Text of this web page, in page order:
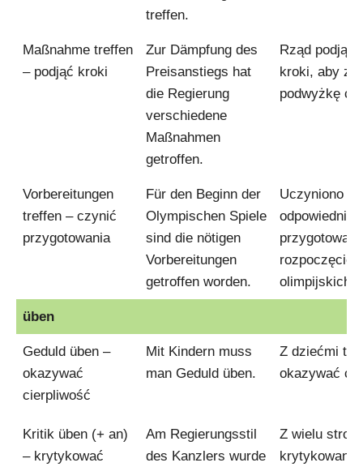
treffen.
Maßnahme treffen
– podjąć kroki
Zur Dämpfung des
Preisanstiegs hat
die Regierung
verschiedene
Maßnahmen
getroffen.
Rząd podjął
kroki, aby
podwyżkę
Vorbereitungen
treffen – czynić
przygotowania
Für den Beginn der
Olympischen Spiele
sind die nötigen
Vorbereitungen
getroffen worden.
Uczyniono
odpowiednie
rozpoczęcie
olimpijskich.
üben
Geduld üben –
okazywać
cierpliwość
Mit Kindern muss
man Geduld üben.
Z dziećmi
okazywać
Kritik üben (+ an)
– krytykować
Am Regierungsstil
des Kanzlers wurde
Z wielu stron
krytykowano